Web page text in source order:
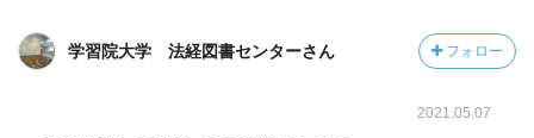
学習院大学 法経図書センターさん フォロー
2021.05.07